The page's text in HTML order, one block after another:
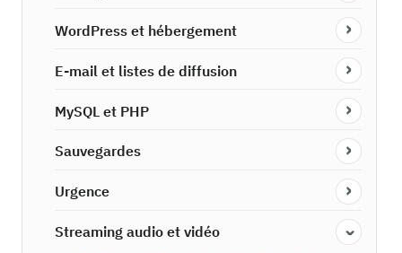
WordPress et hébergement
E-mail et listes de diffusion
MySQL et PHP
Sauvegardes
Urgence
Streaming audio et vidéo